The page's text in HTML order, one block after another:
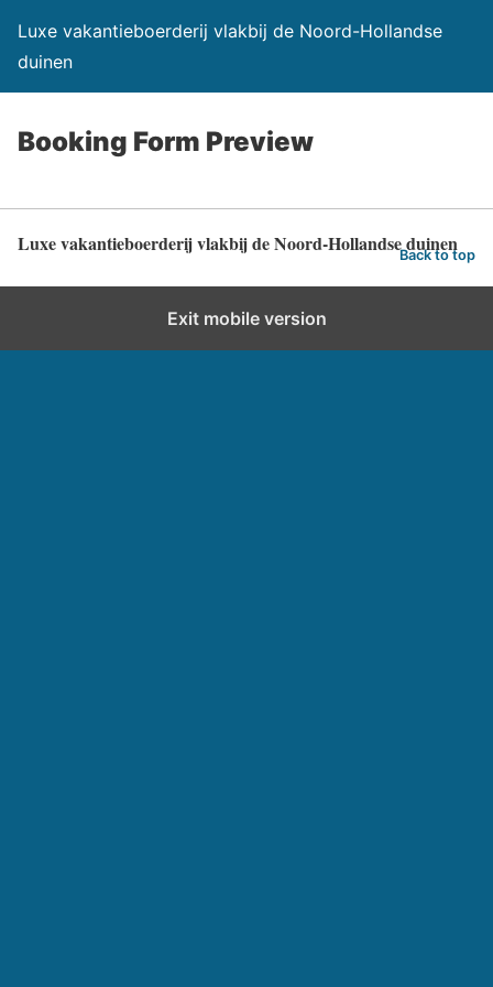
Luxe vakantieboerderij vlakbij de Noord-Hollandse
duinen
Booking Form Preview
Luxe vakantieboerderij vlakbij de Noord-Hollandse duinen
Back to top
Exit mobile version